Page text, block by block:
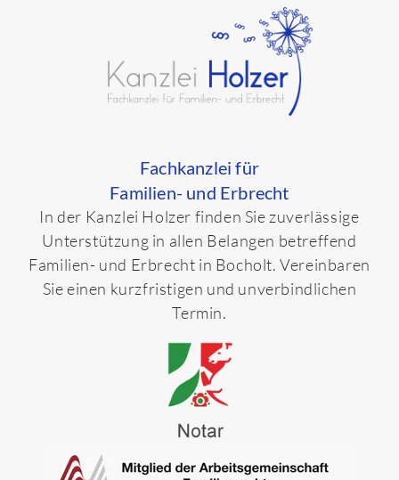
Fachkanzlei für
Familien- und Erbrecht
In der Kanzlei Holzer finden Sie zuverlässige
Unterstützung in allen Belangen betreffend
Familien- und Erbrecht in Bocholt. Vereinbaren
Sie einen kurzfristigen und unverbindlichen
Termin.